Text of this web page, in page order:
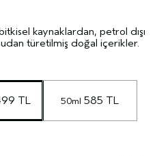
kaynaklardan, petrol dışı
türetilmiş doğal içerikler.
TL 50ml 585 TL